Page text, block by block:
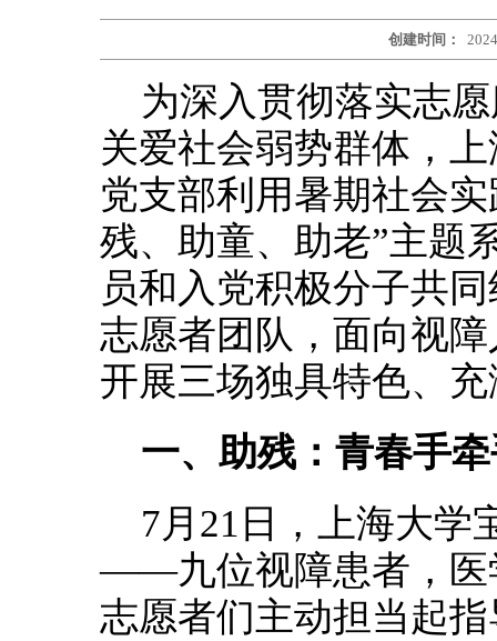
创建时间：
为深入贯彻落实志
关爱社会弱势群体，
党支部利用暑期社会
残、助童、助老”主题
员和入党积极分子共
志愿者团队，面向视
开展三场独具特色、
一、助残：青春手
7月21日，上海大学
——九位视障患者，医
志愿者们主动担当起